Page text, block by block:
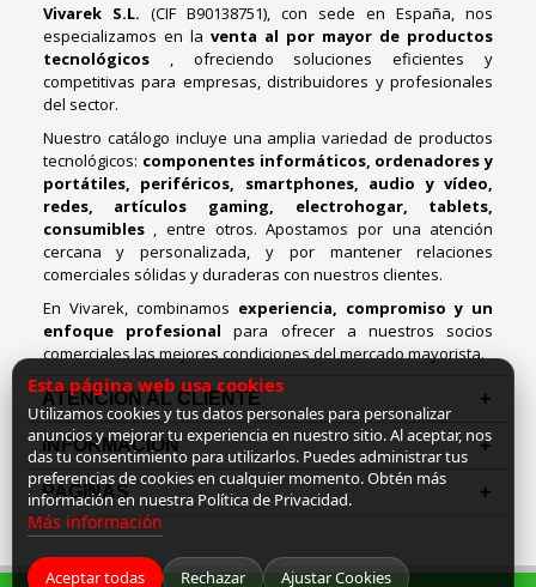
Vivarek S.L. (CIF B90138751), con sede en España, nos
especializamos en la venta al por mayor de productos
tecnológicos , ofreciendo soluciones eficientes y
competitivas para empresas, distribuidores y profesionales
del sector.
Nuestro catálogo incluye una amplia variedad de productos
tecnológicos: componentes informáticos, ordenadores y
portátiles, periféricos, smartphones, audio y vídeo,
redes, artículos gaming, electrohogar, tablets,
consumibles , entre otros. Apostamos por una atención
cercana y personalizada, y por mantener relaciones
comerciales sólidas y duraderas con nuestros clientes.
En Vivarek, combinamos experiencia, compromiso y un
enfoque profesionalpara ofrecer a nuestros socios
comerciales las mejores condiciones del mercado mayorista.
ATENCIÓN AL CLIENTE
INFORMACION
PAGINAS
Esta página web usa cookies
Utilizamos cookies y tus datos personales para personalizar
anuncios y mejorar tu experiencia en nuestro sitio. Al aceptar, nos
das tu consentimiento para utilizarlos. Puedes administrar tus
preferencias de cookies en cualquier momento. Obtén más
información en nuestra Política de Privacidad.
Más información
Aceptar todas Rechazar Ajustar Cookies